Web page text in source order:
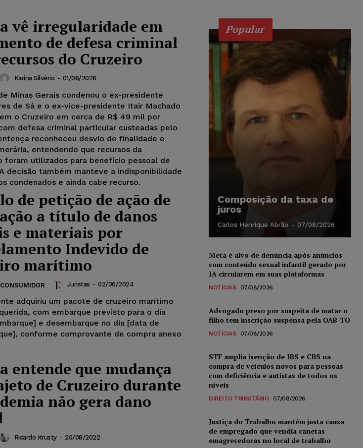
vê irregularidade em
de defesa criminal
do Cruzeiro
Karina Silvério - 01/06/2026
Minas Gerais condenou o ex-presidente
de Sá e o ex-vice-presidente Itair Machado
o Cruzeiro em cerca de R$ 49 mil por
defesa criminal particular custeadas pelo
reconheceu desvio de finalidade e
entendendo que recursos da
foram utilizados para benefício pessoal de
decisão também manteve a indisponibilidade
condenados e ainda cabe recurso.
de petição de ação de
a título de danos
e materiais por
Indevido de
marítimo
Juristas - 02/06/2024
adquiriu um pacote de cruzeiro marítimo
com embarque previsto para o dia
e desembarque no dia [data de
conforme comprovante de compra anexo
entende que mudança
de Cruzeiro durante
não gera dano
Ricardo Krusty - 20/08/2022
Popular
Composição da taxa de
juros
Carlos Henrique Abrão - 07/08/2026
Meta é alvo de denúncia após anúncios
com conteúdo sexual infantil gerado por
IA circularem em suas plataformas
NOTÍCIAS 07/08/2026
Advogado preso por suspeita de matar o
filho tem inscrição suspensa pela OAB-TO
NOTÍCIAS 07/08/2026
STF amplia isenção de IBS e CBS na
compra de veículos novos para pessoas
com deficiência e autistas de todos os
níveis
DIREITO TRIBUTÁRIO 07/08/2026
Justiça do Trabalho mantém justa causa
de empregado que vendia canetas
emagrecedoras no local de trabalho